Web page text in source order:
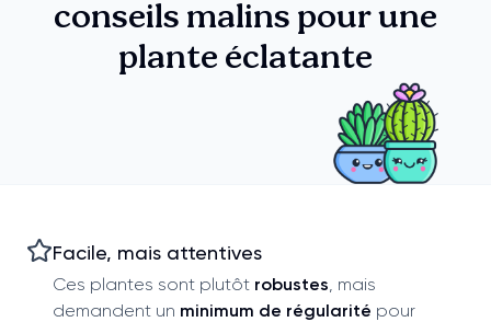
conseils malins pour une
plante éclatante
Facile, mais attentives
Ces plantes sont plutôt robustes , mais
demandent un minimum de régularité pour